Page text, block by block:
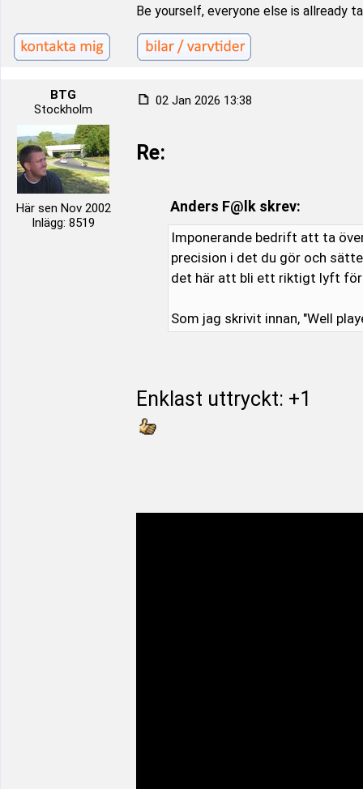
Be yourself, everyone else is allready
BTG
Stockholm
Här sen Nov 2002
Inlägg: 8519
02 Jan 2026 13:38
Re:
Anders F@lk skrev:
Imponerande bedrift att ta
precision i det du gör och
det här att bli ett riktigt lyft för
Som jag skrivit innan, "Well
Enklast uttryckt: +1